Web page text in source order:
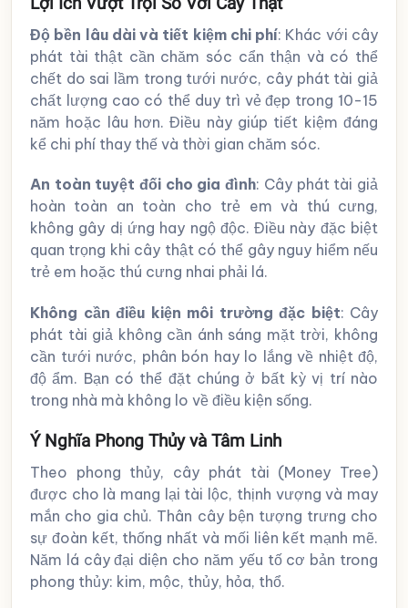
Độ bền lâu dài và tiết kiệm chi phí: Khác với cây
phát tài thật cần chăm sóc cẩn thận và có thể
chết do sai lầm trong tưới nước, cây phát tài giả
chất lượng cao có thể duy trì vẻ đẹp trong 10-15
năm hoặc lâu hơn. Điều này giúp tiết kiệm đáng
kể chi phí thay thế và thời gian chăm sóc.
An toàn tuyệt đối cho gia đình: Cây phát tài giả
hoàn toàn an toàn cho trẻ em và thú cưng,
không gây dị ứng hay ngộ độc. Điều này đặc biệt
quan trọng khi cây thật có thể gây nguy hiểm nếu
trẻ em hoặc thú cưng nhai phải lá.
Không cần điều kiện môi trường đặc biệt: Cây
phát tài giả không cần ánh sáng mặt trời, không
cần tưới nước, phân bón hay lo lắng về nhiệt độ,
độ ẩm. Bạn có thể đặt chúng ở bất kỳ vị trí nào
trong nhà mà không lo về điều kiện sống.
Ý Nghĩa Phong Thủy và Tâm Linh
Theo phong thủy, cây phát tài (Money Tree)
được cho là mang lại tài lộc, thịnh vượng và may
mắn cho gia chủ. Thân cây bện tượng trưng cho
sự đoàn kết, thống nhất và mối liên kết mạnh mẽ.
Năm lá cây đại diện cho năm yếu tố cơ bản trong
phong thủy: kim, mộc, thủy, hỏa, thổ.